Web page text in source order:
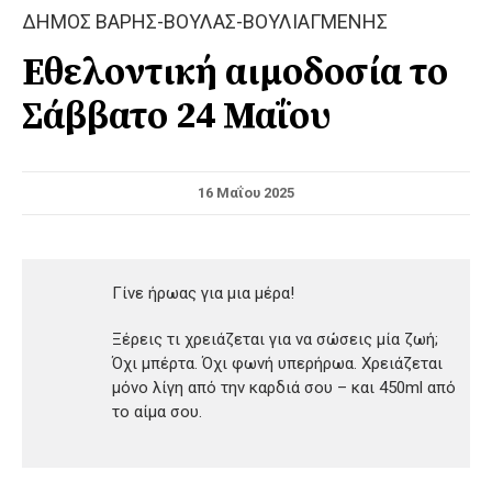
ΔΗΜΟΣ ΒΑΡΗΣ-ΒΟΥΛΑΣ-ΒΟΥΛΙΑΓΜΕΝΗΣ
Εθελοντική αιμοδοσία το
Σάββατο 24 Μαΐου
16 Μαΐου 2025
Γίνε ήρωας για μια μέρα!
Ξέρεις τι χρειάζεται για να σώσεις μία ζωή;
Όχι μπέρτα. Όχι φωνή υπερήρωα. Χρειάζεται
μόνο λίγη από την καρδιά σου – και 450ml από
το αίμα σου.